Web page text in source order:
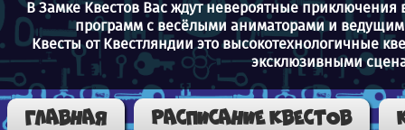
В Замке Квестов Вас ждут невероятные
программ с весёлыми аниматорами и
Квесты от Квестляндии это высокотехнологичные
эксклюзивными
Главная Расписание квестов